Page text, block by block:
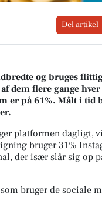
Del artikel
og bruges
dem flere gange hver
er på 61%. Målt i tid
platformen dagligt,
bruger 31%
der især slår sig op
bruger de sociale